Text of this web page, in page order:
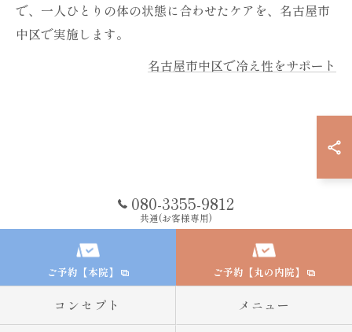
で、一人ひとりの体の状態に合わせたケアを、名古屋市
中区で実施します。
名古屋市中区で冷え性をサポート
080-3355-9812
共通(お客様専用)
ご予約【本院】 ご予約【丸の内院】
コンセプト メニュー